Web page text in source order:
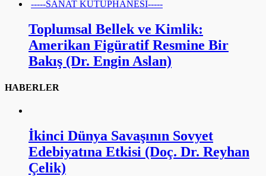
-----SANAT KÜTÜPHANESİ-----
Toplumsal Bellek ve Kimlik:
Amerikan Figüratif Resmine Bir
Bakış (Dr. Engin Aslan)
HABERLER
İkinci Dünya Savaşının Sovyet
Edebiyatına Etkisi (Doç. Dr. Reyhan
Çelik)